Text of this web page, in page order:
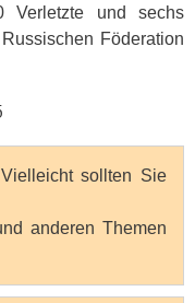
Verletzte und sechs
Föderation
sollten Sie
anderen Themen